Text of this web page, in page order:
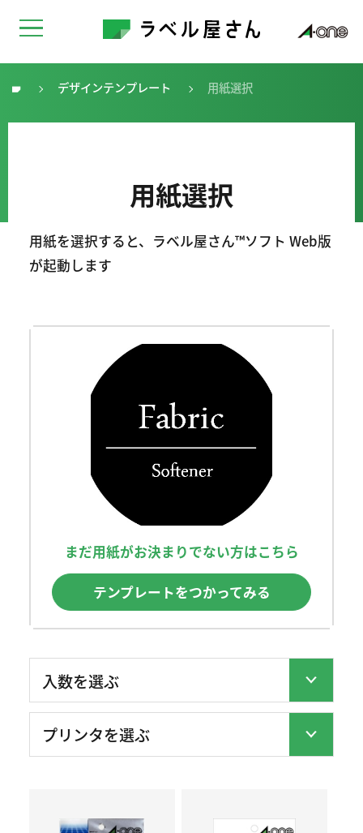
トップ デザインテンプレート 用紙選択
用紙選択
用紙を選択すると、ラベル屋さん™ソフト Web版
が起動します
まだ用紙がお決まりでない方はこちら
テンプレートをつかってみる